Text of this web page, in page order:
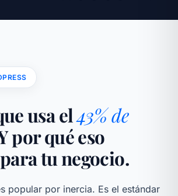
usa el43% de
por qué eso
tu negocio.
popular por inercia. Es el estándar